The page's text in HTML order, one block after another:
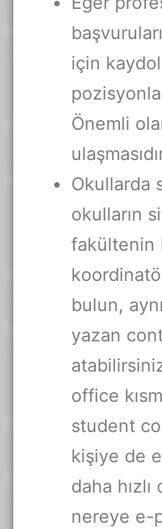
için
Önemli
Okullarda
okulların
fakültenin
bulun,
yazan
office
student
kişiye de
daha
nereye e-